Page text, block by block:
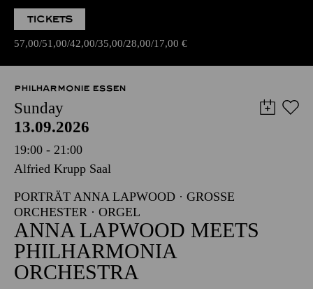
TICKETS
57,00 51,00 42,00 35,00 28,00 17,00 €
PHILHARMONIE ESSEN
Sunday
13.09.2026
19:00 - 21:00
Alfried Krupp Saal
PORTRÄT ANNA LAPWOOD · GROSSE O
RCHESTER · ORGEL
ANNA LAPWOOD MEETS
PHILHARMONIA
ORCHESTRA